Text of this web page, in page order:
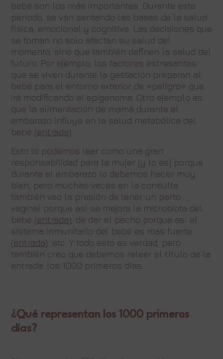
bebé son los más importantes. Durante este
período, se van sentando las bases de la salud
física, emocional y cognitiva. Las decisiones que
se toman no solo afectan su salud del
momento, sino que también definen la salud del
futuro. Por ejemplo, los factores estresantes
que se viven durante la gestación preparan al
bebé para el entorno exterior de «peligro» que
irá modificando el epigenoma. Otro ejemplo es
que la alimentación de mamá durante el
embarazo influye en la salud metabólica del
bebé (entrada).
Esto lo podemos leer como una gran
responsabilidad para la mujer (y lo es) porque
durante el embarazo lo debemos hacer muy
bien, pero muchas veces en la consulta
también veo la presión de tener un parto
vaginal porque así se mejora la microbiota del
bebé (entrada), de dar el pecho porque así el
sistema inmunitario del bebé es más fuerte
(entrada), etc. Y todo esto es verdad, pero
también creo que debemos releer el título de la
entrada: los 1000 primeros días.
¿Qué representan los 1000 primeros
días?